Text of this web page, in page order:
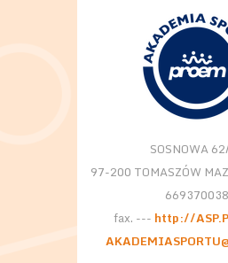
SOSNOWA
97-200 TOMASZÓW
669370038
fax. --- http://